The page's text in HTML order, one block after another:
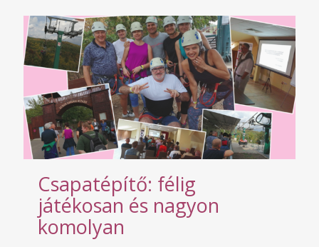
Csapatépítő: félig
játékosan és nagyon
komolyan